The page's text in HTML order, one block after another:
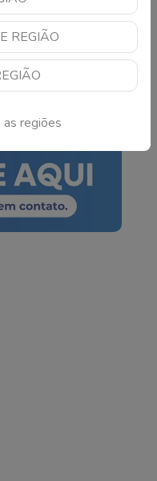
REGIÃO
as regiões
pode pagar
milhões neste
veja como